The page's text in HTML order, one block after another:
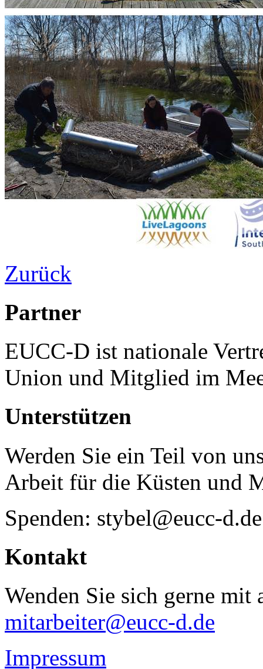
Zurück
Partner
EUCC-D ist nationale
Union und Mitglied im
Unterstützen
Werden Sie ein Teil von
Arbeit für die Küsten und
Spenden: stybel@eucc-d.de
Kontakt
Wenden Sie sich gerne mit
mitarbeiter@eucc-d.de
Impressum